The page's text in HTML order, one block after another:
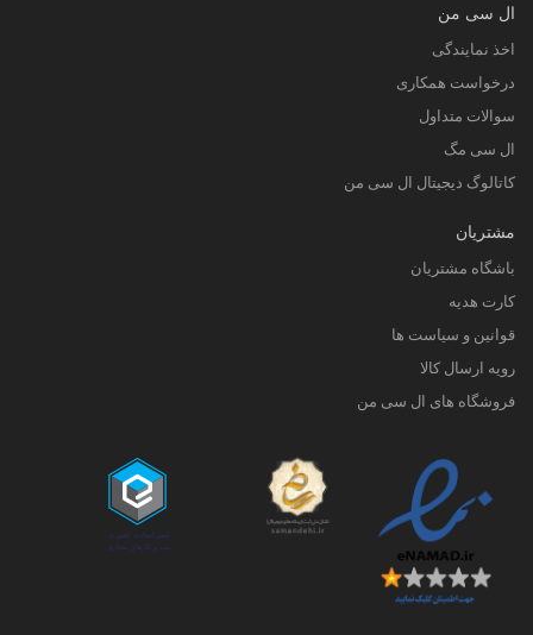
ال سی من
اخذ نمایندگی
درخواست همکاری
سوالات متداول
ال سی مگ
کاتالوگ دیجیتال ال سی من
مشتریان
باشگاه مشتریان
کارت هدیه
قوانین و سیاست ها
رویه ارسال کالا
فروشگاه های ال سی من